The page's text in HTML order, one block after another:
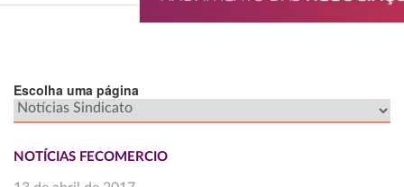
Escolha uma página
NOTÍCIAS FECOMERCIO